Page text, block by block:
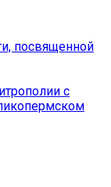
посвященной
с